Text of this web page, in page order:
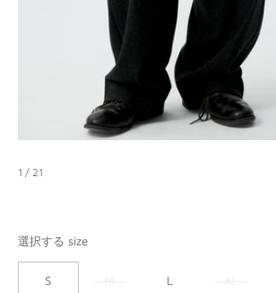
選択する size
S M L XL
1 / 21